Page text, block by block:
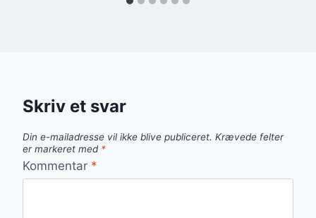
Skriv et svar
Din e-mailadresse vil ikke blive publiceret. Krævede felter
er markeret med *
Kommentar *